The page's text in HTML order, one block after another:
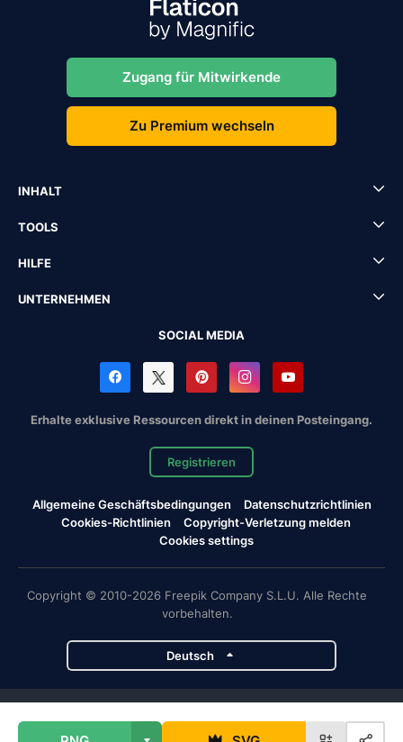
Zugang für Mitwirkende
Zu Premium wechseln
INHALT
TOOLS
HILFE
UNTERNEHMEN
SOCIAL MEDIA
Erhalte exklusive Ressourcen direkt in deinen Posteingang.
Registrieren
Allgemeine Geschäftsbedingungen
Datenschutzrichtlinien
Cookies-Richtlinien
Copyright-Verletzung melden
Cookies settings
Copyright © 2010-2026 Freepik Company S.L.U. Alle Rechte
vorbehalten.
Deutsch